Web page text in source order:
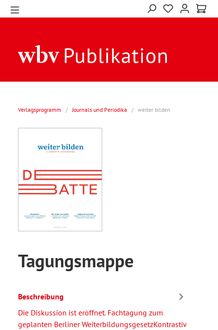
Verlagsprogramm / Journals und Periodika / weiter bilden
Tagungsmappe
Beschreibung
Die Diskussion ist eröffnet. Fachtagung zum
geplanten Berliner WeiterbildungsgesetzKontrastiv